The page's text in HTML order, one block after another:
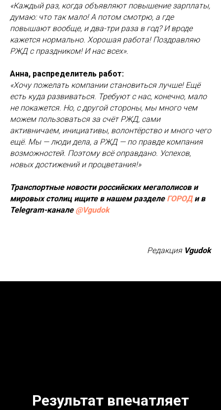
«Каждый раз, когда объявляют повышение зарплаты,
думаю: что так мало! А потом смотрю, а где
повышают вообще, и два-три раза в год? И вроде
кажется нормально. Хорошая работа! Поздравляю
РЖД с праздником! И нас всех».
Анна, распределитель работ:
«Хочу пожелать компании становиться лучше! Ещё
есть куда развиваться. Требуют с нас, конечно, мало
не покажется. Но, с другой стороны, мы много чем
можем пользоваться за счёт РЖД, сами
активничаем, инициативы, волонтёрство и много чего
ещё. Мы — люди дела, а РЖД — по правде компания
возможностей. Поэтому всё оправдано. Успехов,
новых достижений и процветания!»
Транспортные новости российских мегаполисов и
мировых столиц ищите в нашем разделе ГОРОД и в
Telegram-канале @Vgudok
Редакция Vgudok
Результат впечатляет